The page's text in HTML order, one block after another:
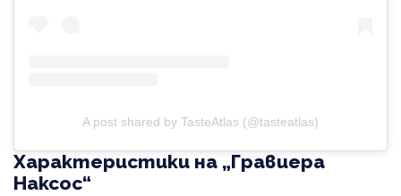
A post shared by TasteAtlas (@tasteatlas)
Характеристики на „Гравиера
Наксос“